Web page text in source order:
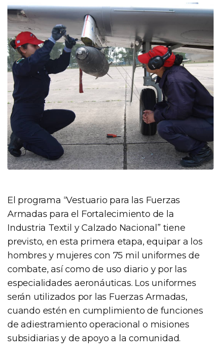
El programa “Vestuario para las Fuerzas
Armadas para el Fortalecimiento de la
Industria Textil y Calzado Nacional” tiene
previsto, en esta primera etapa, equipar a los
hombres y mujeres con 75 mil uniformes de
combate, así como de uso diario y por las
especialidades aeronáuticas. Los uniformes
serán utilizados por las Fuerzas Armadas,
cuando estén en cumplimiento de funciones
de adiestramiento operacional o misiones
subsidiarias y de apoyo a la comunidad.